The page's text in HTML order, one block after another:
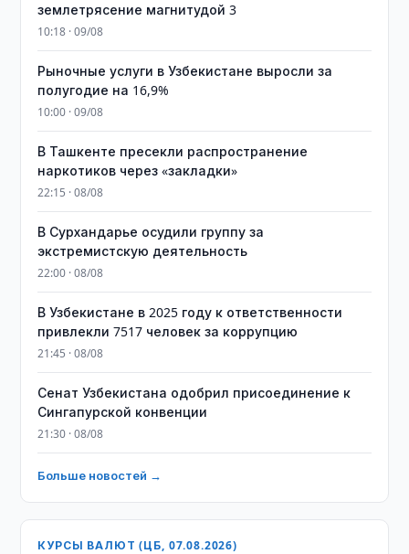
землетрясение магнитудой 3
10:18 · 09/08
Рыночные услуги в Узбекистане выросли за
полугодие на 16,9%
10:00 · 09/08
В Ташкенте пресекли распространение
наркотиков через «закладки»
22:15 · 08/08
В Сурхандарье осудили группу за
экстремистскую деятельность
22:00 · 08/08
В Узбекистане в 2025 году к ответственности
привлекли 7517 человек за коррупцию
21:45 · 08/08
Сенат Узбекистана одобрил присоединение к
Сингапурской конвенции
21:30 · 08/08
Больше новостей →
КУРСЫ ВАЛЮТ (ЦБ, 07.08.2026)